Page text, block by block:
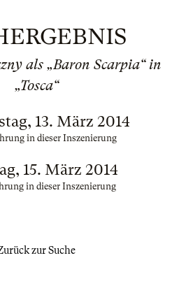
als „Baron Scarpia“ in
„Tosca“
13. März 2014
in dieser Inszenierung
15. März 2014
in dieser Inszenierung
zur Suche